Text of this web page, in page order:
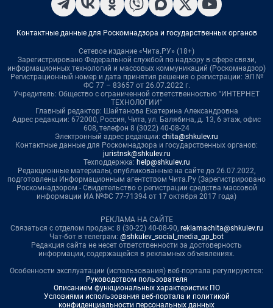
Контактные данные для Роскомнадзора и государственных органов
Сетевое издание «Чита.РУ» (18+)
Зарегистрировано Федеральной службой по надзору в сфере связи,
информационных технологий и массовых коммуникаций (Роскомнадзор)
Регистрационный номер и дата принятия решения о регистрации: ЭЛ №
ФС 77 – 83657 от 26.07.2022 г.
Учредитель: Общество с ограниченной ответственностью "ИНТЕРНЕТ
ТЕХНОЛОГИИ"
Главный редактор: Шайтанова Екатерина Александровна
Адрес редакции: 672000, Россия, Чита, ул. Балябина, д. 13, 6 этаж, офис
608, телефон 8 (3022) 40-08-24
Электронный адрес редакции: chita@shkulev.ru
Контактные данные для Роскомнадзора и государственных органов:
juristnsk@shkulev.ru
Техподдержка: help@shkulev.ru
Редакционные материалы, опубликованные на сайте до 26.07.2022,
подготовлены Информационным агентством Чита.Ру (Зарегистрировано
Роскомнадзором - Свидетельство о регистрации средства массовой
информации ИА №ФС 77-71394 от 17 октября 2017 года)
РЕКЛАМА НА САЙТЕ
Связаться с отделом продаж: 8 (30-22) 40-08-90, reklamachita@shkulev.ru
Чат-бот в телеграм: @shkulev_social_media_gp_bot
Редакция сайта не несет ответственности за достоверность
информации, содержащейся в рекламных объявлениях.
Особенности эксплуатации (использования) веб-портала регулируются:
Руководством пользователя
Описанием функциональных характеристик ПО
Условиями использования веб-портала и политикой
конфиденциальности персональных данных